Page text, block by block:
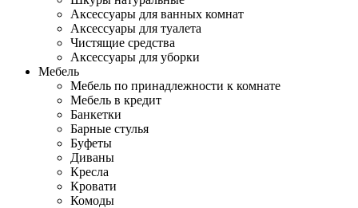
Аксессуары для ванных комнат
Аксессуары для туалета
Чистящие средства
Аксессуары для уборки
Мебель
Мебель по принадлежности к комнате
Мебель в кредит
Банкетки
Барные стулья
Буфеты
Диваны
Кресла
Кровати
Комоды